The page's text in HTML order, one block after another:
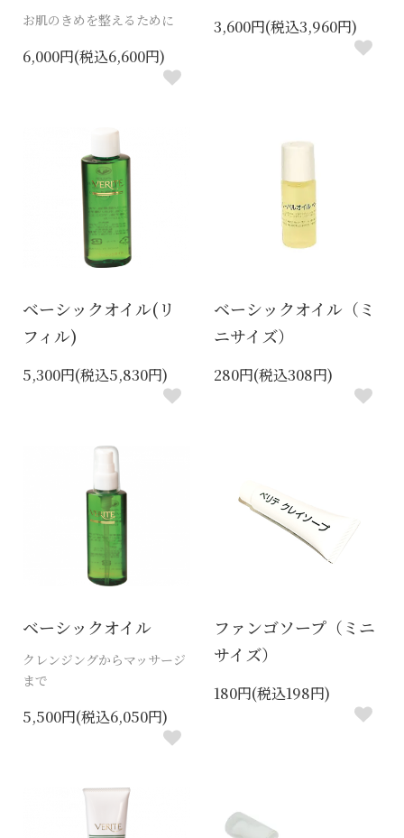
お肌のきめを整えるために
6,000円(税込6,600円)
3,600円(税込3,960円)
ベーシックオイル(リ
フィル)
5,300円(税込5,830円)
ベーシックオイル（ミ
ニサイズ）
280円(税込308円)
ベーシックオイル
クレンジングからマッサージ
まで
5,500円(税込6,050円)
ファンゴソープ（ミニ
サイズ）
180円(税込198円)